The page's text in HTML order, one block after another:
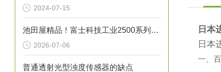
2024-07-15
池田屋精品！富士科技工业2500系列（黄铜锻造）旋片泵技术参数与应用解析
2026-07-06
普通透射光型浊度传感器的缺点
日本
日本
一、